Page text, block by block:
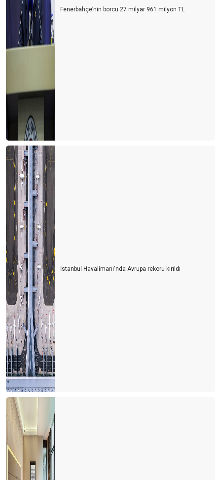
KARAALİOĞLU’NUN ÇIĞLIĞI
REWE, FTI’yı ya yutarsa…
Türk gibi başladık, İngiliz gibi bitirdik
Havasahası kapalı Ukrayna’dan 134.000 Ukraynalı turist geldi
Tanıtımda özgün olmalıyız
Yerleşik göçmenler geliyor
Kaptan S.O.S. veriyor
Antalya’ya 1 milyon İngiliz turist geldi
Antalya'nın kardeş şehirleri
Başarının reçetesi
SONGÜL VE ÖNDER
Sonbaharda Kıbrıs
DİŞ TURİZMİ
Uçak bileti fiyatına balon turu
Akdeniz heykeli Antalya'ya gelmeli
Biz işgücü çağırmıştık insanlar geldi
GÜNDE 21 € YA 56 GÜN TATİL
Fenerbahçe’nin borcu 27 milyar 961 milyon TL
İstanbul Havalimanı'nda Avrupa rekoru kırıldı